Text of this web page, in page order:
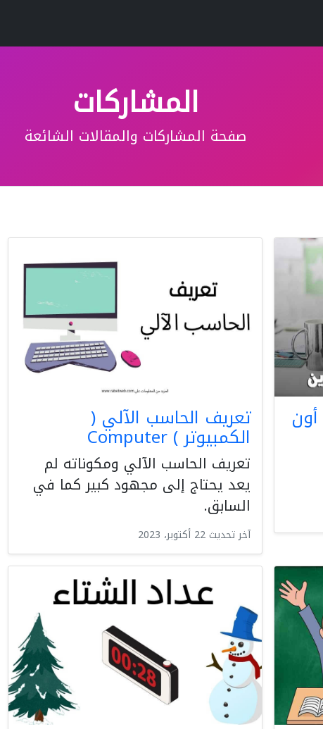
المشاركات
صفحة المشاركات والمقالات الشائعة
تعريف الحاسب الآلي (
الكمبيوتر ) Computer
تعريف الحاسب الآلي ومكوناته لم
يعد يحتاج إلى مجهود كبير كما في
السابق.
آخر تحديث 22 أكتوبر، 2023